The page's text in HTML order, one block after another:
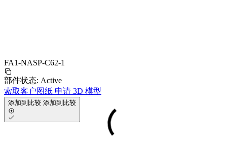
FA1-NASP-C62-1
部件状态: Active
索取客户图纸 申请 3D 模型
添加到比较 添加到比较